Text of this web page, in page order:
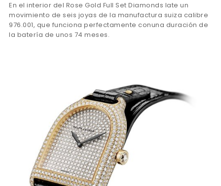
En el interior del Rose Gold Full Set Diamonds late un
movimiento de seis joyas de la manufactura suiza calibre
976.001, que funciona perfectamente conuna duración de
la batería de unos 74 meses.